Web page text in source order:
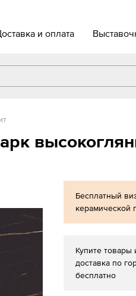
и оплата
Бесплатный
керамической
Купите товары
доставка по
бесплатно